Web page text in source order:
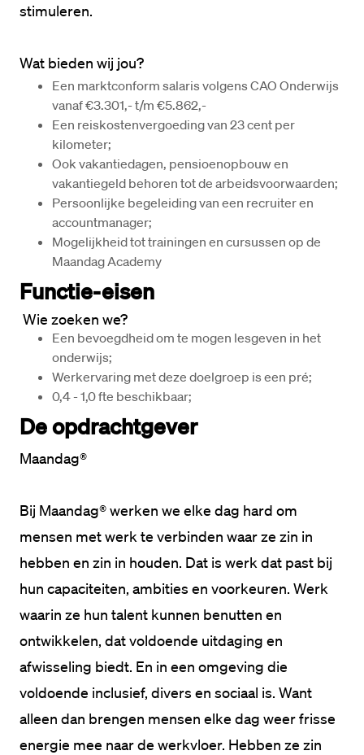
stimuleren.
Wat bieden wij jou?
Een marktconform salaris volgens CAO Onderwijs
vanaf €3.301,- t/m €5.862,-
Een reiskostenvergoeding van 23 cent per
kilometer;
Ook vakantiedagen, pensioenopbouw en
vakantiegeld behoren tot de arbeidsvoorwaarden;
Persoonlijke begeleiding van een recruiter en
accountmanager;
Mogelijkheid tot trainingen en cursussen op de
Maandag Academy
Functie-eisen
Wie zoeken we?
Een bevoegdheid om te mogen lesgeven in het
onderwijs;
Werkervaring met deze doelgroep is een pré;
0,4 - 1,0 fte beschikbaar;
De opdrachtgever
Maandag®
Bij Maandag® werken we elke dag hard om
mensen met werk te verbinden waar ze zin in
hebben en zin in houden. Dat is werk dat past bij
hun capaciteiten, ambities en voorkeuren. Werk
waarin ze hun talent kunnen benutten en
ontwikkelen, dat voldoende uitdaging en
afwisseling biedt. En in een omgeving die
voldoende inclusief, divers en sociaal is. Want
alleen dan brengen mensen elke dag weer frisse
energie mee naar de werkvloer. Hebben ze zin